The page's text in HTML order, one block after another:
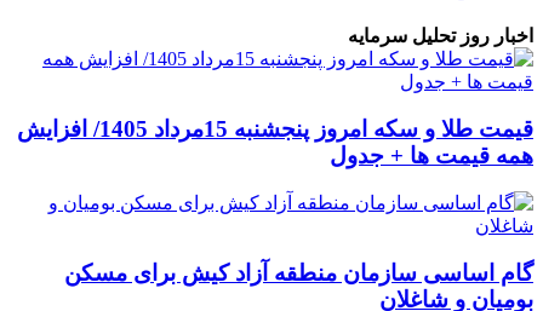
اخبار روز تحلیل سرمایه
قیمت طلا و سکه امروز پنجشنبه 15مرداد 1405/ افزایش
همه قیمت ها + جدول
گام اساسی سازمان منطقه آزاد کیش برای مسکن
بومیان و شاغلان